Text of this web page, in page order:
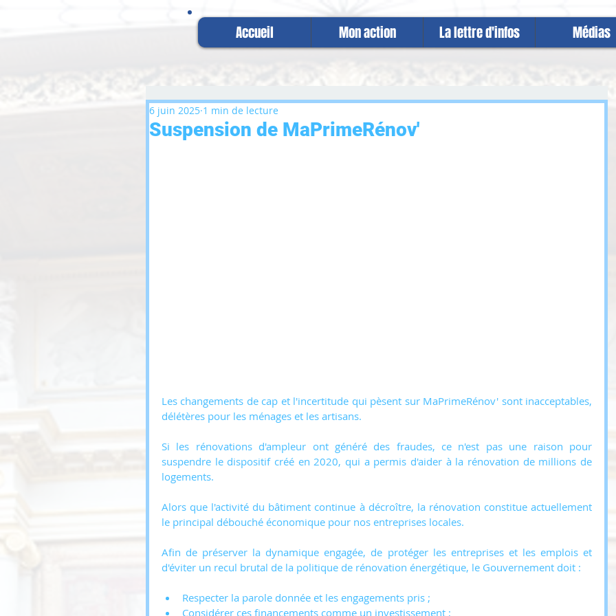
Accueil Mon action La lettre d'infos Médias
Suspension de MaPrimeRénov'
6 juin 2025 1 min de lecture
Les changements de cap et l'incertitude qui pèsent sur MaPrimeRénov' sont inacceptables,
délétères pour les ménages et les artisans.
Si les rénovations d'ampleur ont généré des fraudes, ce n'est pas une raison pour
suspendre le dispositif créé en 2020, qui a permis d'aider à la rénovation de millions de
logements.
Alors que l'activité du bâtiment continue à décroître, la rénovation constitue actuellement
le principal débouché économique pour nos entreprises locales.
Afin de préserver la dynamique engagée, de protéger les entreprises et les emplois et
d'éviter un recul brutal de la politique de rénovation énergétique, le Gouvernement doit :
Respecter la parole donnée et les engagements pris ;
Considérer ces financements comme un investissement ;